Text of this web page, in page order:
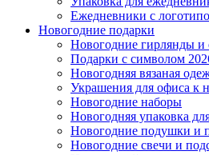
Ежедневники с
Новогодние подарки
Новогодние гирлянды и
Подарки с символом
Новогодняя вязаная
Украшения для офиса к
Новогодние наборы
Новогодняя упаковка
Новогодние подушки и
Новогодние свечи и